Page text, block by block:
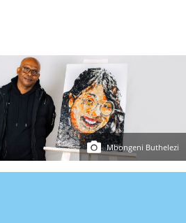
Mbongeni Buthelezi